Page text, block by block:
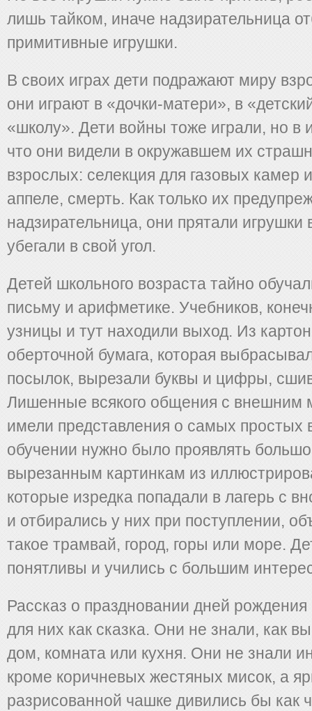
лишь тайком, иначе надзирательница
примитивные игрушки.
В своих играх дети подражают миру
они играют в «дочки-матери», в
«школу». Дети войны тоже играли, но в
что они видели в окружавшем их
взрослых: селекция для газовых камер
аппеле, смерть. Как только их
надзирательница, они прятали
убегали в свой угол.
Детей школьного возраста тайно
письму и арифметике. Учебников,
узницы и тут находили выход. Из
оберточной бумага, которая
посылок, вырезали буквы и цифры,
Лишенные всякого общения с внешним
имели представления о самых
обучении нужно было проявлять
вырезанным картинкам из
которые изредка попадали в лагерь с
и отбирались у них при поступлении,
такое трамвай, город, горы или море.
понятливы и учились с большим
Рассказ о праздновании дней рождения
для них как сказка. Они не знали, как
дом, комната или кухня. Они не знали
кроме коричневых жестяных мисок, а
разрисованной чашке дивились бы как